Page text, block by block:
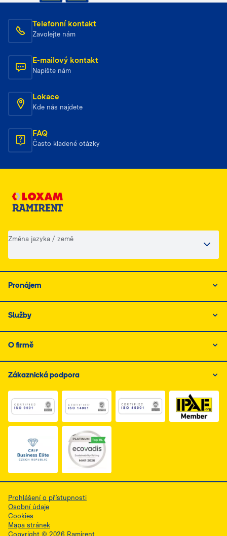
Telefonní kontakt
Zavolejte nám
E-mailový kontakt
Napište nám
Lokace
Kde nás najdete
FAQ
Často kladené otázky
Změna jazyka / země
Pronájem
Služby
O firmě
Zákaznická podpora
Link do dokumentu PDF z certyfikatem ISO 1, otwiera
Link do dokumentu PDF z certyfikatem
Link do dokumentu
Link do dokumentu PDF z certyfikatem Business
Prohlášení o přístupnosti
Osobní údaje
Cookies
Mapa stránek
Copyright © 2026 Ramirent